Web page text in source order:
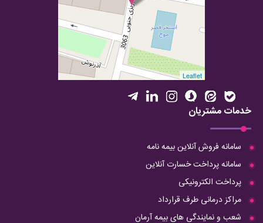
Leaflet
خدمات مشتریان
سامانه فروش آنلاین بیمه نامه
سامانه پرداخت خسارت آنلاین
پرداخت الکترونیکی
مراکز درمانی طرف قرارداد
شعب و نمایندگی های بیمه آرمان